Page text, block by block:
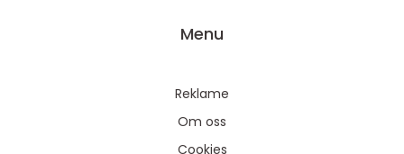
Menu
Reklame
Om oss
Cookies